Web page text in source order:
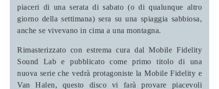
piaceri di una serata di sabato (o di qualunque altro
giorno della settimana) sera su una spiaggia sabbiosa,
anche se vivevano in cima a una montagna.
Rimasterizzato con estrema cura dal Mobile Fidelity
Sound Lab e pubblicato come primo titolo di una
nuova serie che vedrà protagoniste la Mobile Fidelity e
Van Halen, questo disco vi farà provare piacevoli